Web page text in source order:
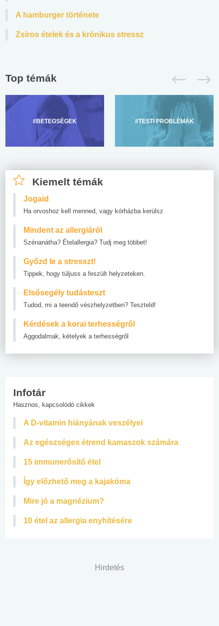
A hamburger története
Zsíros ételek és a krónikus stressz
Top témák
#BETEGSÉGEK #TESTI PROBLÉMÁK
Kiemelt témák
Jogaid
Ha orvoshoz kell menned, vagy kórházba kerülsz
Mindent az allergiáról
Szénanátha? Ételallergia? Tudj meg többet!
Győzd le a stresszt!
Tippek, hogy túljuss a feszült helyzeteken.
Elsősegély tudásteszt
Tudod, mi a teendő vészhelyzetben? Teszteld!
Kérdések a korai terhességről
Aggodalmak, kételyek a terhességről
Infotár
Hasznos, kapcsolódó cikkek
A D-vitamin hiányának veszélyei
Az egészséges étrend kamaszok számára
15 immunerősítő étel
Így előzhető meg a kajakóma
Mire jó a magnézium?
10 étel az allergia enyhítésére
Hirdetés